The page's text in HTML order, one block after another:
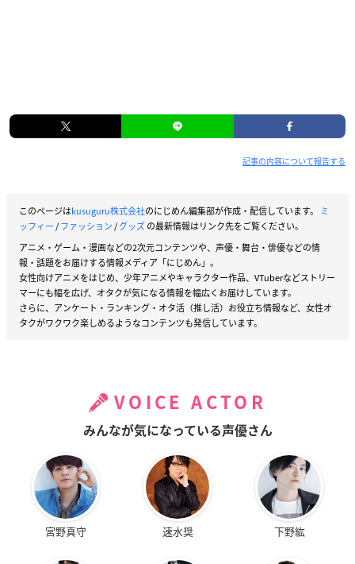
記事の内容について報告する
このページはkusuguru株式会社のにじめん編集部が作成・配信しています。
ミ
ッフィー/ファッション/グッズの最新情報はリンク先をご覧ください。
アニメ・ゲーム・漫画などの2次元コンテンツや、声優・舞台・俳優などの情
報・話題をお届けする情報メディア「にじめん」。
女性向けアニメをはじめ、少年アニメやキャラクター作品、VTuberなどストリー
マーにも幅を広げ、オタクが気になる情報を幅広くお届けしています。
さらに、アンケート・ランキング・オタ活（推し活）お役立ち情報など、女性オ
タクがワクワク楽しめるようなコンテンツも発信しています。
VOICE ACTOR
みんなが気になっている声優さん
宮野真守 速水奨 下野紘